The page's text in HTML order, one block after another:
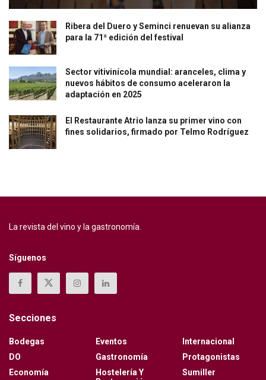
Ribera del Duero y Seminci renuevan su alianza
para la 71ª edición del festival
Sector vitivinícola mundial: aranceles, clima y
nuevos hábitos de consumo aceleraron la
adaptación en 2025
El Restaurante Atrio lanza su primer vino con
fines solidarios, firmado por Telmo Rodríguez
La revista del vino y la gastronomía.
Síguenos
Secciones
Bodegas
DO
Economía
Eventos
Gastronomía
Hostelería Y
Internacional
Protagonistas
Sumiller